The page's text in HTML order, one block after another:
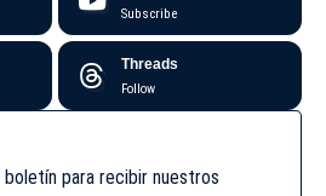
Subscribe
Threads
Follow
boletín para recibir nuestros